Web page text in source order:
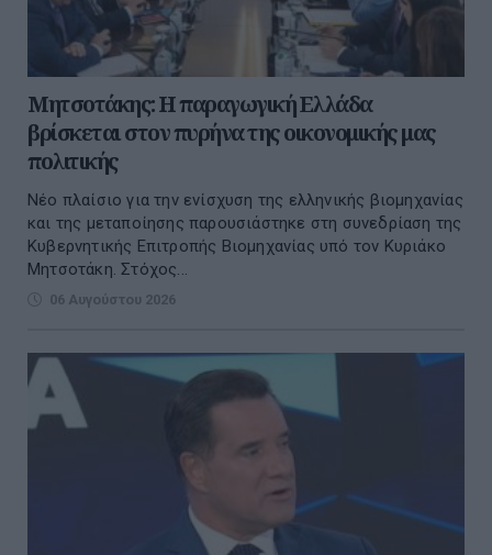
Μητσοτάκης: Η παραγωγική Ελλάδα
βρίσκεται στον πυρήνα της οικονομικής μας
πολιτικής
Νέο πλαίσιο για την ενίσχυση της ελληνικής βιομηχανίας
και της μεταποίησης παρουσιάστηκε στη συνεδρίαση της
Κυβερνητικής Επιτροπής Βιομηχανίας υπό τον Κυριάκο
Μητσοτάκη. Στόχος...
06 Αυγούστου 2026